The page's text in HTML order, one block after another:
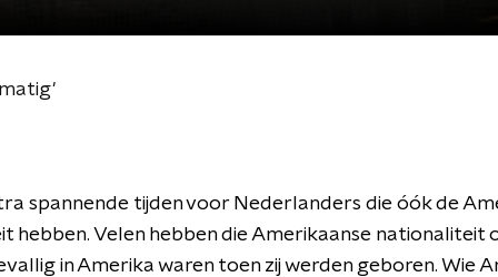
spannende tijden voor Nederlanders die óók de
hebben. Velen hebben die Amerikaanse nationaliteit
in Amerika waren toen zij werden geboren. Wie